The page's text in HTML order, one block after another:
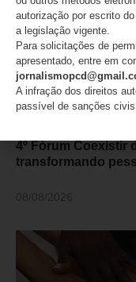
4º Fórum Coexistir
transformando
autorização por escrito
a legislação vigente.
Para solicitações de
apresentado, entre em
A infração dos direitos
passível de sanções civis